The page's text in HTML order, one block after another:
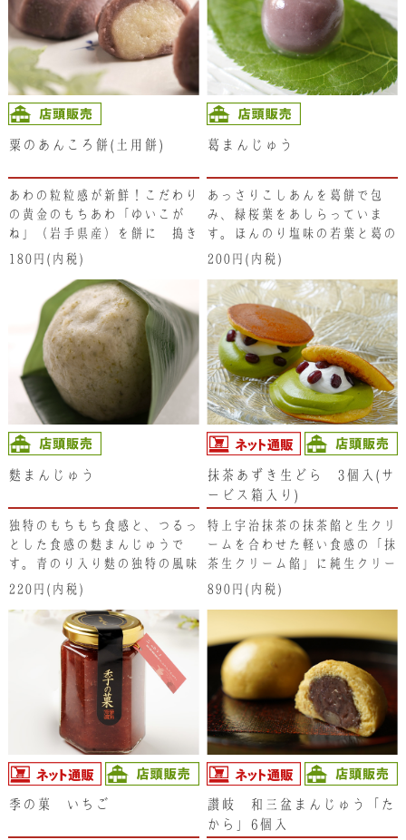
粟のあんころ餅(土用餅)
あわの粒粒感が新鮮！こだわり
の黄金のもちあわ「ゆいこが
ね」（岩手県産）を餅に 搗き
込み柔らかい粟餅に仕上げ、回
りをあっさりとしたこし餡で包
んでいます。古来より夏の土用
に食すると暑気あたりしないと
されており「土用餅」とも呼ば
れています。
180円(内税)
葛まんじゅう
あっさりこしあんを葛餅で包
み、緑桜葉をあしらっていま
す。ほんのり塩味の若葉と葛の
風味をどうぞ。冷やしてお召し
上がりください。
200円(内税)
麩まんじゅう
独特のもちもち食感と、つるっ
とした食感の麩まんじゅうで
す。青のり入り麩の独特の風味
と食感をお楽しみください。
220円(内税)
抹茶あずき生どら 3個入(サ
ービス箱入り)
特上宇治抹茶の抹茶餡と生クリ
ームを合わせた軽い食感の「抹
茶生クリーム餡」に純生クリー
ムを合わせ、さらに 味わい濃
厚で柔らかく炊き上げた「丹波
めています。"ふんわり“で"し
っとり“とした抹茶香る生どら
は、しっかり冷やしてお召し上
がり頂くと､しっとりどら焼き
と冷えた抹茶クリーム餡のハー
モニーがより一層お楽しみいた
だけます。
890円(内税)
季の菓 いちご
讃岐 和三盆まんじゅう「た
から」6個入